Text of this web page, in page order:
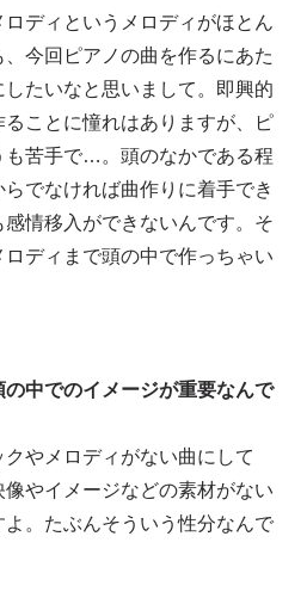
ディというメロディがほとん
今回ピアノの曲を作るにあた
たいなと思いまして。即興的
ことに憧れはありますが、ピ
も苦手で…。頭のなかである程
でなければ曲作りに着手でき
情移入ができないんです。そ
ディまで頭の中で作っちゃい
中でのイメージが重要なんで
やメロディがない曲にして
やイメージなどの素材がない
。たぶんそういう性分なんで